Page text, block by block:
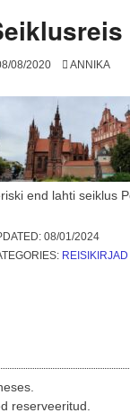
08/2020 ANNIKA
end lahti seiklus
08/01/2024
reserveeritud.